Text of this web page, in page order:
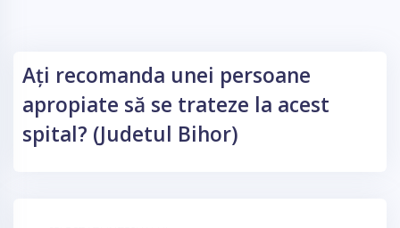
Ați recomanda unei persoane
apropiate să se trateze la acest
spital? (Judetul Bihor)